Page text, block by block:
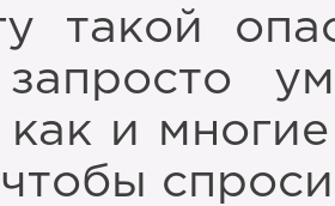
такой
как и